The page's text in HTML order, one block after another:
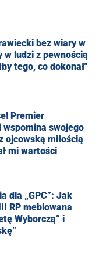
bez wiary w
w ludzi z pewnością
tego, co dokonał"
Premier
swojego
ojcowską miłością
mi wartości
dla „GPC”: Jak
RP meblowana
Wyborczą” i